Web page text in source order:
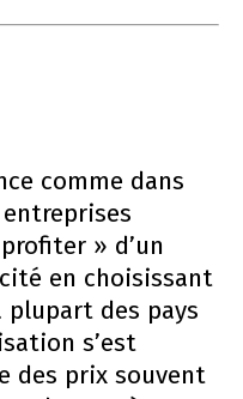
comme dans
entreprises
» d’un
en choisissant
plupart des pays
s’est
des prix souvent